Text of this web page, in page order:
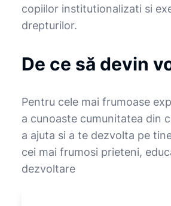
copiilor institutionalizati si
drepturilor.
De ce să devin
Pentru cele mai frumoase
a cunoaste cumunitatea din
a ajuta si a te dezvolta pe
cei mai frumosi prieteni,
dezvoltare